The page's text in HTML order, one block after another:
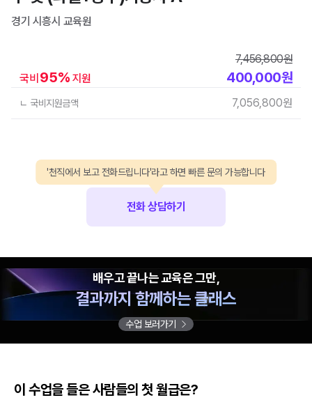
경기 시흥시 교육원
국비 95% 지원
7,456,800원
400,000원
ㄴ 국비지원금액 7,056,800원
전화 상담하기
'천직에서 보고 전화드립니다'라고 하면 빠른 문의 가능합니다
배우고 끝나는 교육은 그만,
결과까지 함께하는 클래스
수업 보러가기
이 수업을 들은 사람들의 첫 월급은?